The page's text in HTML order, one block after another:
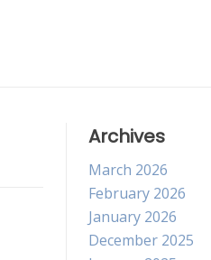
Archives
March 2026
February 2026
January 2026
December 2025